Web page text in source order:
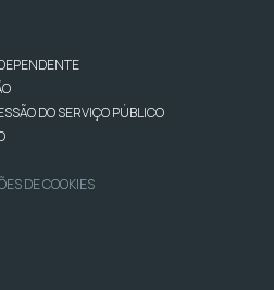
DO SERVIÇO PÚBLICO
DE COOKIES